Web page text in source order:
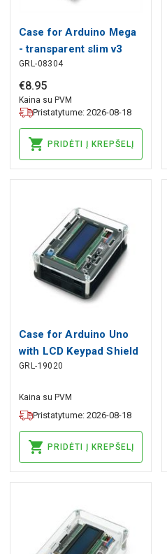
Case for Arduino Mega
- transparent slim v3
GRL-08304
€8.95
Kaina su PVM
Pristatytume: 2026-08-18
PRIDĖTI Į KREPŠELĮ
Case for Arduino Uno
with LCD Keypad Shield
v1.1 - black-transparent
GRL-19020
Kaina su PVM
Pristatytume: 2026-08-18
PRIDĖTI Į KREPŠELĮ